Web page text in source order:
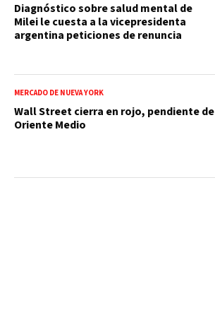
Diagnóstico sobre salud mental de
Milei le cuesta a la vicepresidenta
argentina peticiones de renuncia
MERCADO DE NUEVA YORK
Wall Street cierra en rojo, pendiente de
Oriente Medio